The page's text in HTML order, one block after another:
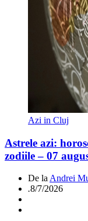
Azi in Cluj
Astrele azi:
zodiile – 07
De la Andrei
.8/7/2026